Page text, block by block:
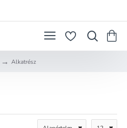
Alkatrész